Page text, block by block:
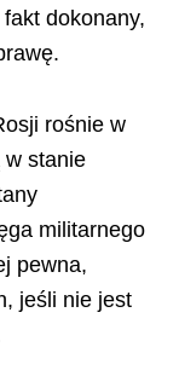
dokonany,
rośnie w
w stanie
militarnego
pewna,
jeśli nie jest